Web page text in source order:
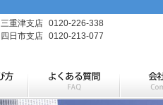
三重津支店 0120-226-338
四日市支店 0120-213-077